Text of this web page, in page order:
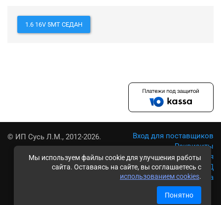
Мы используем файлы cookie для улучшения работы
сайта. Оставаясь на сайте, вы соглашаетесь с
использованием cookies.
Понятно
1.6 16V 5MT СЕДАН
© ИП Сусь Л.М., 2012-2026.
Вход для поставщиков
Реквизиты
Условия использования
Политика обработки ПД
Карта сайта